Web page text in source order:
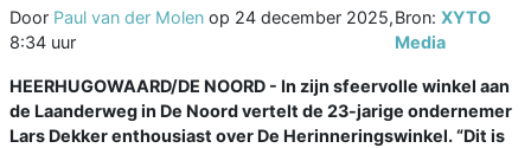
Door Paul van der Molen op 24 december 2025,
8:34 uur
Bron: XYTO
Media
HEERHUGOWAARD/DE NOORD - In zijn sfeervolle winkel aan
de Laanderweg in De Noord vertelt de 23-jarige ondernemer
Lars Dekker enthousiast over De Herinneringswinkel. “Dit is